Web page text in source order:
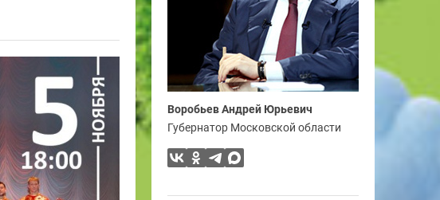
Воробьев Андрей Юрьевич
Губернатор Московской области